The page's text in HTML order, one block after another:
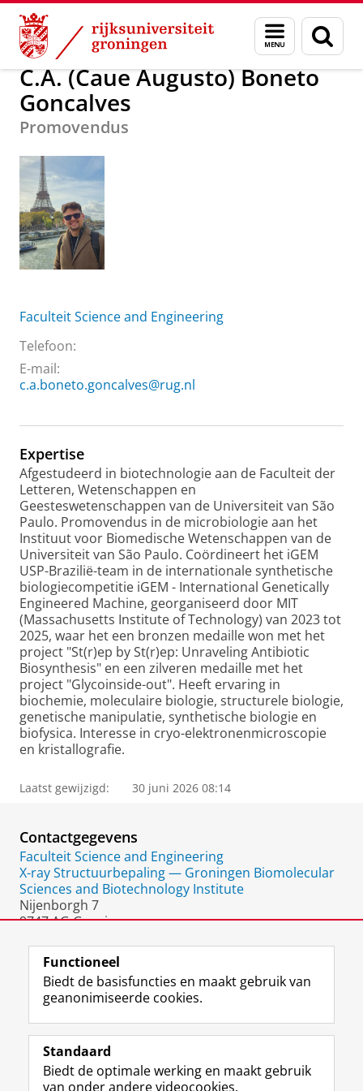
Skip
Content
Skip
Navigation
Menu
en
zoeken
C.A. (Caue Augusto) Boneto Goncalves
C.A. (Caue Augusto) Boneto
Goncalves
Promovendus
Faculteit Science and Engineering
Telefoon:
E-mail:
c.a.boneto.goncalves@rug.nl
Expertise
Afgestudeerd in biotechnologie aan de Faculteit der
Letteren, Wetenschappen en
Geesteswetenschappen van de Universiteit van São
Paulo. Promovendus in de microbiologie aan het
Instituut voor Biomedische Wetenschappen van de
Universiteit van São Paulo. Coördineert het iGEM
USP-Brazilië-team in de internationale synthetische
biologiecompetitie iGEM - International Genetically
Engineered Machine, georganiseerd door MIT
(Massachusetts Institute of Technology) van 2023 tot
2025, waar het een bronzen medaille won met het
project "St(r)ep by St(r)ep: Unraveling Antibiotic
Biosynthesis" en een zilveren medaille met het
project "Glycoinside-out". Heeft ervaring in
biochemie, moleculaire biologie, structurele biologie,
genetische manipulatie, synthetische biologie en
biofysica. Interesse in cryo-elektronenmicroscopie
en kristallografie.
Laatst gewijzigd: 30 juni 2026 08:14
Contactgegevens
Faculteit Science and Engineering
X-ray Structuurbepaling — Groningen Biomolecular
Sciences and Biotechnology Institute
Nijenborgh 7
9747 AG Groningen
Volg de RUG
F
a
e
L
i
k
R
S
-
I
n
t
Y
o
T
Studiekiezers
Functioneel
Biedt de basisfuncties en maakt gebruik van
geanonimiseerde cookies.
Standaard
Biedt de optimale werking en maakt gebruik
van onder andere videocookies.